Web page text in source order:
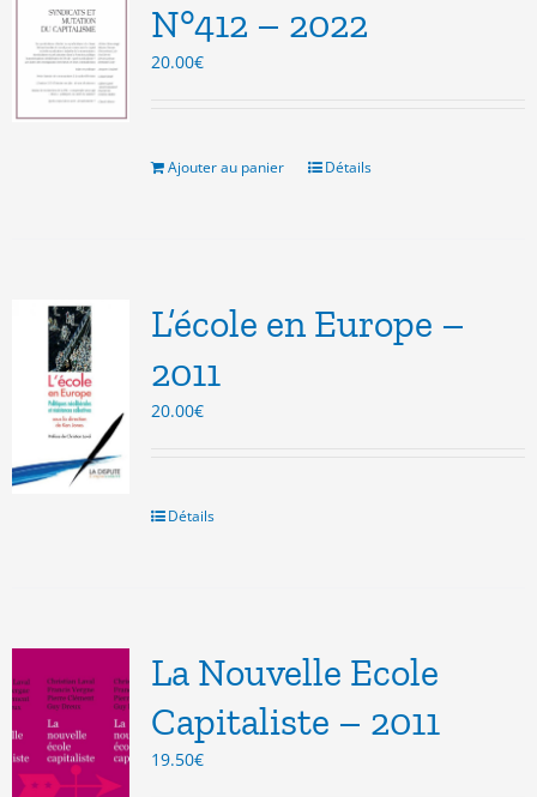
N°412 – 2022
20.00€
Ajouter au panier Détails
L’école en Europe –
2011
20.00€
Détails
La Nouvelle Ecole
Capitaliste – 2011
19.50€